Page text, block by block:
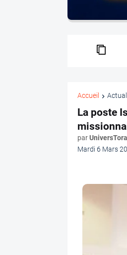
Accueil
La poste
par
Mardi 6 Mars